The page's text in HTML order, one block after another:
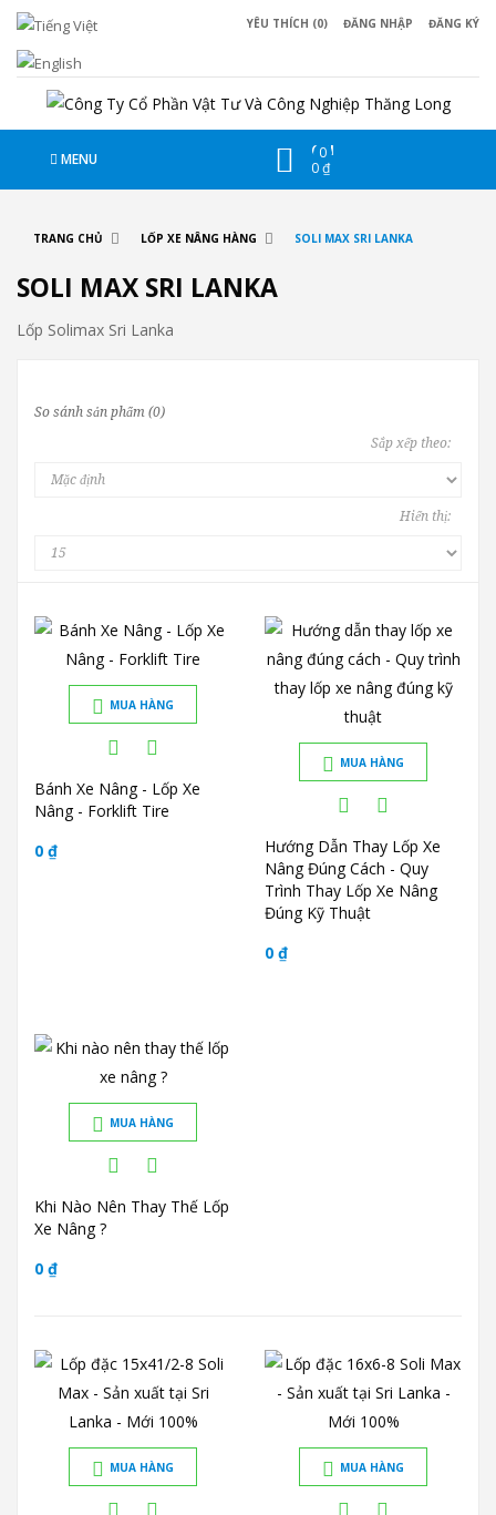
YÊU THÍCH (0) ĐĂNG NHẬP ĐĂNG KÝ
MENU CHI
0
0 ₫
TRANG CHỦ LỐP XE NÂNG HÀNG SOLI MAX SRI LANKA
SOLI MAX SRI LANKA
Lốp Solimax Sri Lanka
So sánh sản phẩm (0)
Sắp xếp theo:
Hiển thị:
MUA HÀNG
Bánh Xe Nâng - Lốp Xe
Nâng - Forklift Tire
0 ₫
MUA HÀNG
Hướng Dẫn Thay Lốp Xe
Nâng Đúng Cách - Quy
Trình Thay Lốp Xe Nâng
Đúng Kỹ Thuật
0 ₫
MUA HÀNG
Khi Nào Nên Thay Thế Lốp
Xe Nâng ?
0 ₫
MUA HÀNG MUA HÀNG